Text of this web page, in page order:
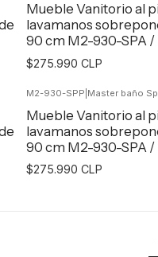
Mueble Vanitorio al
lavamanos
90 cm M2-930-SPA /
$275.990 CLP
M2-930-SPP Master baño
Mueble Vanitorio al
lavamanos
90 cm M2-930-SPA /
$275.990 CLP